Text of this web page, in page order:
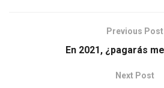
Previous Post
En 2021, ¿pagarás
Next Post